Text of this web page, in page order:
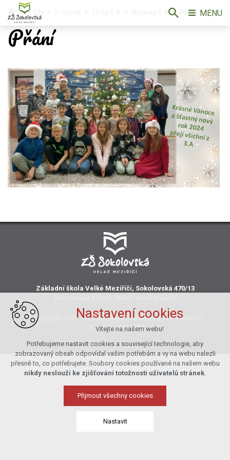
Třídy Novinky 5.A Přání
Přání
Základní škola Velké Meziříčí, Sokolovská 470/13
© Copyright 2026 Základní škola Sokolovská Velké Meziříčí
VYTVOŘIL XART.CZ
MENU
Nastavení cookies
Vítejte na našem webu!
Potřebujeme nastavit cookies a související technologie, aby
zobrazovaný obsah odpovídal vašim potřebám a vy na webu nalezli
přesně to, co potřebujete. Soubory cookies používané na našem webu
nikdy neslouží ke zjišťování totožnosti uživatelů stránek.
Přijmout všechny cookies
Nastavit